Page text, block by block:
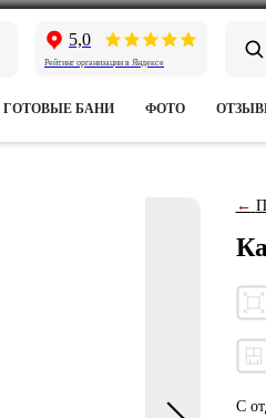
5,0
Рейтинг организации в Яндексе
ГОТОВЫЕ БАНИ ФОТО
←
С